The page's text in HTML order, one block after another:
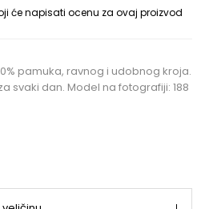
će napisati ocenu za ovaj proizvod
pamuka, ravnog i udobnog kroja.
svaki dan. Model na fotografiji: 188